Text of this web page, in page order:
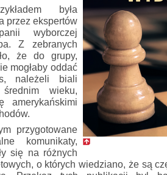
była
przez ekspertów
wyborczej
Z zebranych
że do grupy,
mogłaby oddać
należeli biali
wieku,
amerykańskimi
przygotowane
komunikaty,
się na różnych
o których wiedziano, że są